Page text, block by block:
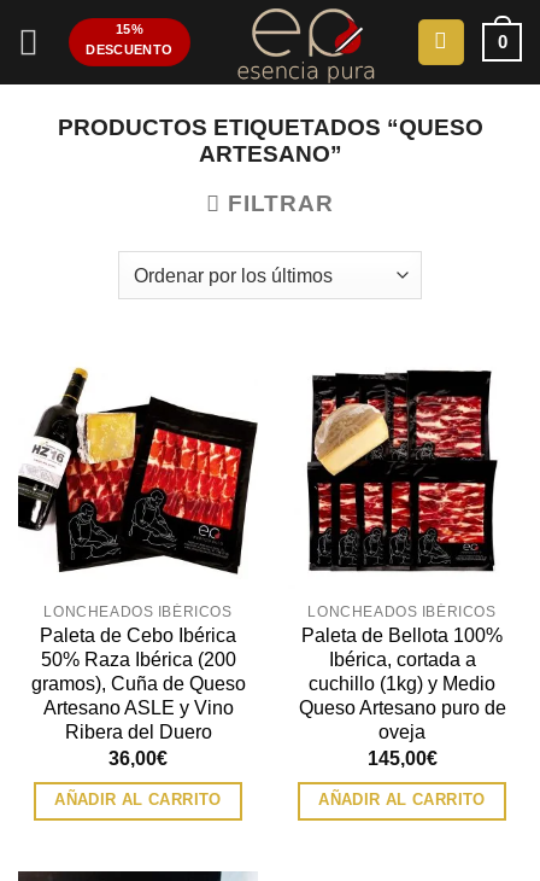
contenido
15%
DESCUENTO
0
PRODUCTOS ETIQUETADOS “QUESO
ARTESANO”
FILTRAR
LONCHEADOS IBÉRICOS
Paleta de Cebo Ibérica
50% Raza Ibérica (200
gramos), Cuña de Queso
Artesano ASLE y Vino
Ribera del Duero
36,00€
AÑADIR AL CARRITO
LONCHEADOS IBÉRICOS
Paleta de Bellota 100%
Ibérica, cortada a
cuchillo (1kg) y Medio
Queso Artesano puro de
oveja
145,00€
AÑADIR AL CARRITO